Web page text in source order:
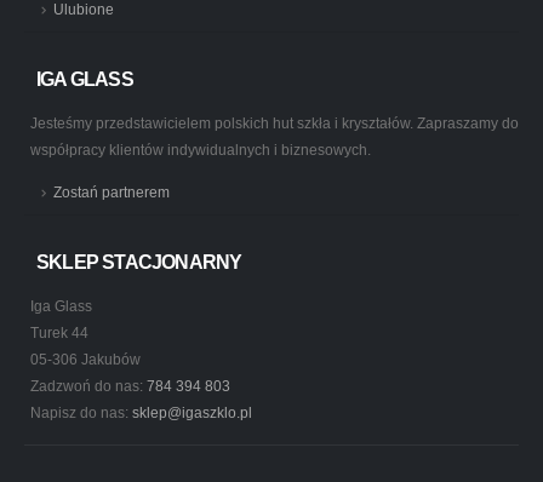
Ulubione
IGA GLASS
Jesteśmy przedstawicielem polskich hut szkła i kryształów. Zapraszamy do
współpracy klientów indywidualnych i biznesowych.
Zostań partnerem
SKLEP STACJONARNY
Iga Glass
Turek 44
05-306 Jakubów
Zadzwoń do nas: 784 394 803
Napisz do nas: sklep@igaszklo.pl